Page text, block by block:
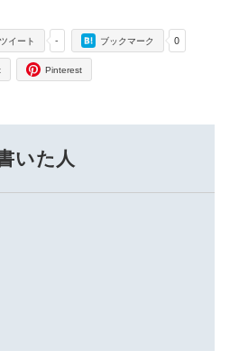
-
ツイート 0
ブックマーク
Pinterest
いた人